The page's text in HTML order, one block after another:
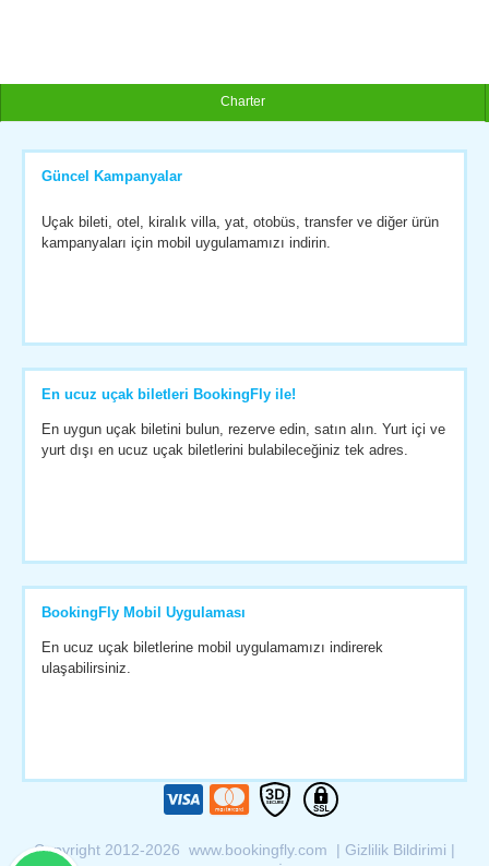
Charter
Güncel Kampanyalar
Uçak bileti, otel, kiralık villa, yat, otobüs, transfer ve diğer ürün
kampanyaları için mobil uygulamamızı indirin.
En ucuz uçak biletleri BookingFly ile!
En uygun uçak biletini bulun, rezerve edin, satın alın. Yurt içi ve
yurt dışı en ucuz uçak biletlerini bulabileceğiniz tek adres.
BookingFly Mobil Uygulaması
En ucuz uçak biletlerine mobil uygulamamızı indirerek
ulaşabilirsiniz.
Copyright 2012-2026 www.bookingfly.com | Gizlilik Bildirimi |